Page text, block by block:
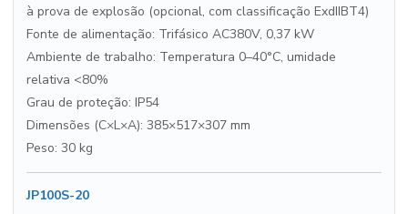
à prova de explosão (opcional, com classificação ExdIIBT4)
Fonte de alimentação: Trifásico AC380V, 0,37 kW
Ambiente de trabalho: Temperatura 0–40°C, umidade
relativa <80%
Grau de proteção: IP54
Dimensões (C×L×A): 385×517×307 mm
Peso: 30 kg
JP100S-20